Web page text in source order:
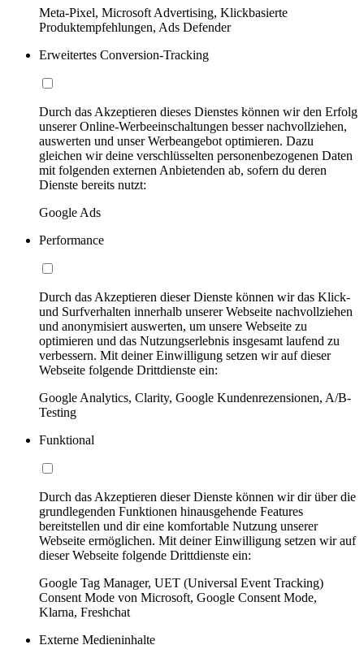
Meta-Pixel, Microsoft Advertising, Klickbasierte
Produktempfehlungen, Ads Defender
Erweitertes Conversion-Tracking
Durch das Akzeptieren dieses Dienstes können wir den Erfolg
unserer Online-Werbeeinschaltungen besser nachvollziehen,
auswerten und unser Werbeangebot optimieren. Dazu
gleichen wir deine verschlüsselten personenbezogenen Daten
mit folgenden externen Anbietenden ab, sofern du deren
Dienste bereits nutzt:
Google Ads
Performance
Durch das Akzeptieren dieser Dienste können wir das Klick-
und Surfverhalten innerhalb unserer Webseite nachvollziehen
und anonymisiert auswerten, um unsere Webseite zu
optimieren und das Nutzungserlebnis insgesamt laufend zu
verbessern. Mit deiner Einwilligung setzen wir auf dieser
Webseite folgende Drittdienste ein:
Google Analytics, Clarity, Google Kundenrezensionen, A/B-
Testing
Funktional
Durch das Akzeptieren dieser Dienste können wir dir über die
grundlegenden Funktionen hinausgehende Features
bereitstellen und dir eine komfortable Nutzung unserer
Webseite ermöglichen. Mit deiner Einwilligung setzen wir auf
dieser Webseite folgende Drittdienste ein:
Google Tag Manager, UET (Universal Event Tracking)
Consent Mode von Microsoft, Google Consent Mode,
Klarna, Freshchat
Externe Medieninhalte